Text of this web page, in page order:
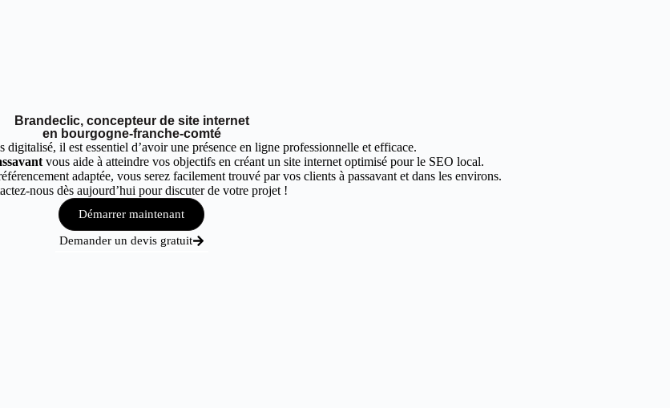
Brandeclic, concepteur de site internet
en bourgogne-franche-comté
digitalisé, il est essentiel d’avoir une présence en ligne professionnelle et efficace.
vous aide à atteindre vos objectifs en créant un site internet optimisé pour le SEO local.
adaptée, vous serez facilement trouvé par vos clients à passavant et dans les environs.
nous dès aujourd’hui pour discuter de votre projet !
Démarrer maintenant
Demander un devis gratuit